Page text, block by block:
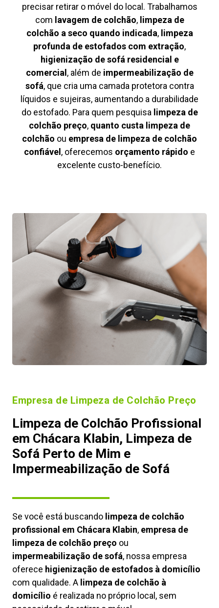
precisar retirar o móvel do local. Trabalhamos
com lavagem de colchão, limpeza de
colchão a seco quando indicada, limpeza
profunda de estofados com extração,
higienização de sofá residencial e
comercial , além de impermeabilização de
sofá, que cria uma camada protetora contra
líquidos e sujeiras, aumentando a durabilidade
do estofado. Para quem pesquisa limpeza de
colchão preço, quanto custa limpeza de
colchão ou empresa de limpeza de colchão
confiável , oferecemos orçamento rápido e
excelente custo-benefício.
Empresa de Limpeza de Colchão Preço
Limpeza de Colchão Profissional
em Chácara Klabin, Limpeza de
Sofá Perto de Mim e
Impermeabilização de Sofá
Se você está buscando limpeza de colchão
profissional em Chácara Klabin, empresa de
limpeza de colchão preço ou
impermeabilização de sofá, nossa empresa
oferece higienização de estofados à domicílio
com qualidade. A limpeza de colchão à
domicílio é realizada no próprio local, sem